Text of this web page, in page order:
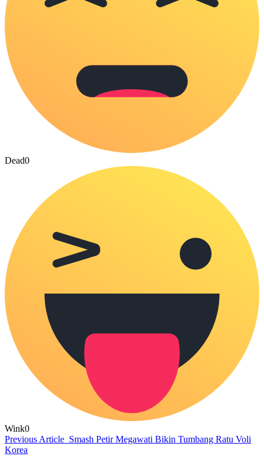
Dead0
Wink0
Previous Article Smash Petir Megawati Bikin Tumbang Ratu Voli
Korea